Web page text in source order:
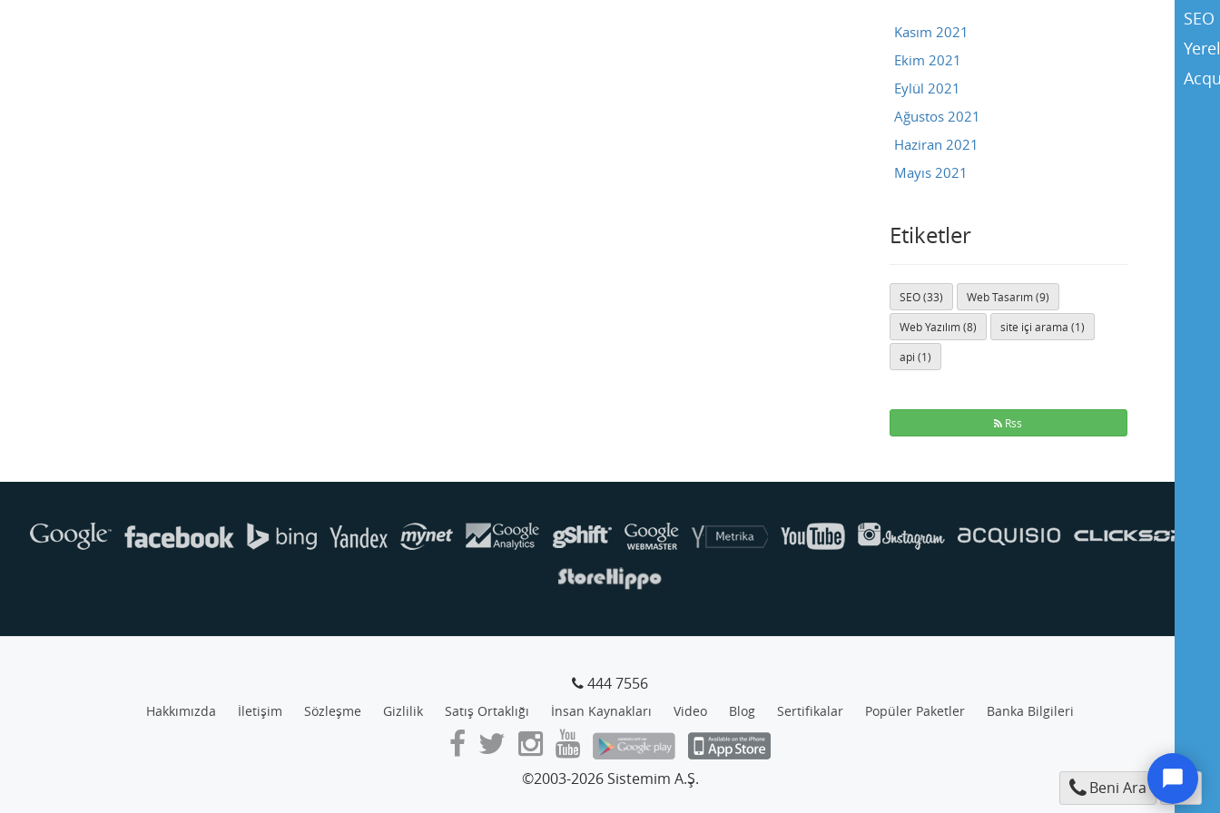
Kasım 2021
Ekim 2021
Eylül 2021
Ağustos 2021
Haziran 2021
Mayıs 2021
Etiketler
SEO (33) Web Tasarım (9)
Web Yazılım (8) site içi arama (1)
api (1)
Rss
444 7556
Hakkımızda İletişim Sözleşme Gizlilik Satış Ortaklığı İnsan Kaynakları Video Blog Sertifikalar Popüler Paketler Banka Bilgileri
©2003-2026 Sistemim A.Ş. Beni Ara
Buse
Genellikle anında yanıt verir